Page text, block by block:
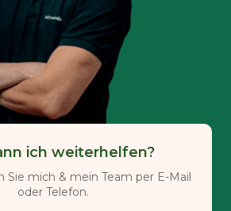
ich weiterhelfen?
Sie mich & mein Team per E-Mail
oder Telefon.